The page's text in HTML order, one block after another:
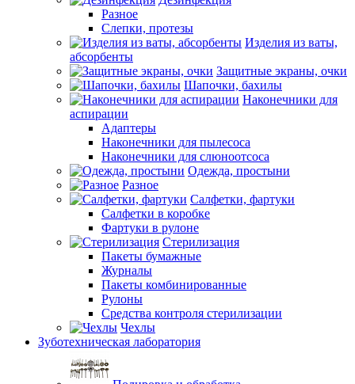
Разное
Слепки, протезы
Изделия из ваты,
абсорбенты
Защитные экраны, очки
Шапочки, бахилы
Наконечники для
аспирации
Адаптеры
Наконечники для пылесоса
Наконечники для слюноотсоса
Одежда, простыни
Разное
Салфетки, фартуки
Салфетки в коробке
Фартуки в рулоне
Стерилизация
Пакеты бумажные
Журналы
Пакеты комбинированные
Рулоны
Средства контроля стерилизации
Чехлы
Зуботехническая лаборатория